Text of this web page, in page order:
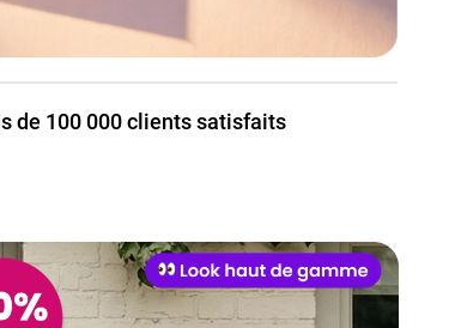
de 100 000 clients satisfaits